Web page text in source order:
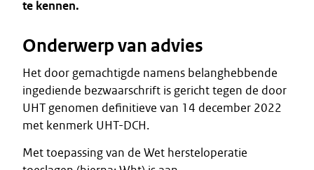
te kennen.
Onderwerp van advies
Het door gemachtigde namens belanghebbende
ingediende bezwaarschrift is gericht tegen de door
UHT genomen definitieve van 14 december 2022
met kenmerk UHT-DCH.
Met toepassing van de Wet hersteloperatie